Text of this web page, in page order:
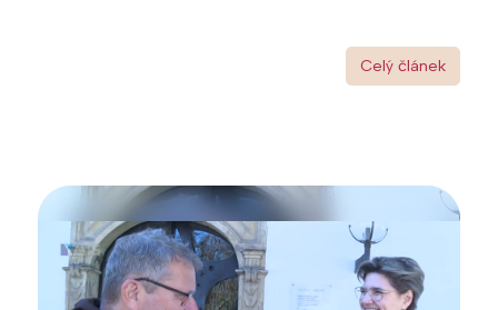
Celý článek